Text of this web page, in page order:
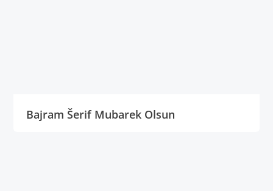
Bajram Šerif Mubarek Olsun